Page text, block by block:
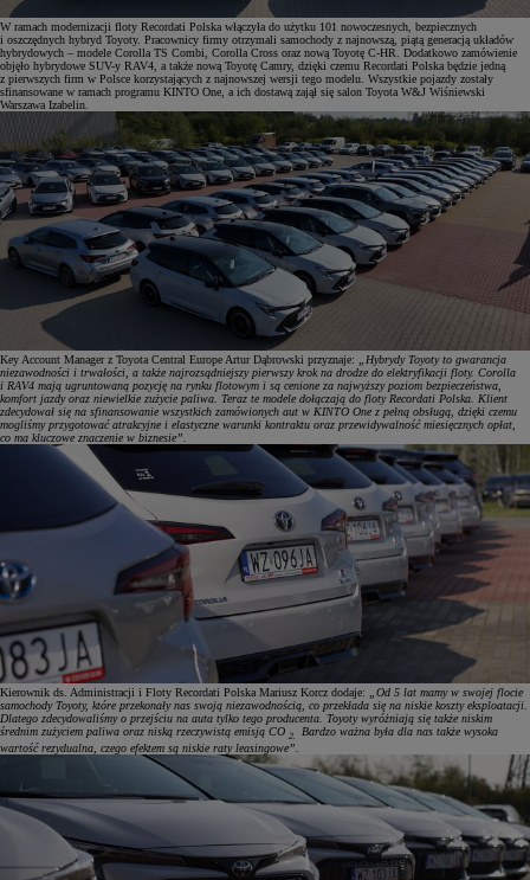
W ramach modernizacji floty Recordati Polska włączyła do użytku 101 nowoczesnych, bezpiecznych
i oszczędnych hybryd Toyoty. Pracownicy firmy otrzymali samochody z najnowszą, piątą generacją układów
hybrydowych – modele Corolla TS Combi, Corolla Cross oraz nową Toyotę C-HR. Dodatkowo zamówienie
objęło hybrydowe SUV-y RAV4, a także nową Toyotę Camry, dzięki czemu Recordati Polska będzie jedną
z pierwszych firm w Polsce korzystających z najnowszej wersji tego modelu. Wszystkie pojazdy zostały
sfinansowane w ramach programu KINTO One, a ich dostawą zajął się salon Toyota W&J Wiśniewski
Warszawa Izabelin.
Key Account Manager z Toyota Central Europe Artur Dąbrowski przyznaje:
„Hybrydy Toyoty to gwarancja
niezawodności i trwałości, a także najrozsądniejszy pierwszy krok na drodze do elektryfikacji floty. Corolla
i RAV4 mają ugruntowaną pozycję na rynku flotowym i są cenione za najwyższy poziom bezpieczeństwa,
komfort jazdy oraz niewielkie zużycie paliwa. Teraz te modele dołączają do floty Recordati Polska. Klient
zdecydował się na sfinansowanie wszystkich zamówionych aut w KINTO One z pełną obsługą, dzięki czemu
mogliśmy przygotować atrakcyjne i elastyczne warunki kontraktu oraz przewidywalność miesięcznych opłat,
co ma kluczowe znaczenie w biznesie”.
Kierownik ds. Administracji i Floty Recordati Polska Mariusz Korcz dodaje: „Od 5 lat mamy w swojej flocie
samochody Toyoty, które przekonały nas swoją niezawodnością, co przekłada się na niskie koszty eksploatacji.
Dlatego zdecydowaliśmy o przejściu na auta tylko tego producenta. Toyoty wyróżniają się także niskim
średnim zużyciem paliwa oraz niską rzeczywistą emisją CO 2.
Bardzo ważna była dla nas także wysoka
wartość rezydualna, czego efektem są niskie raty leasingowe”.